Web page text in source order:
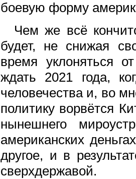
боевую форму
Чем же всё
будет, не снижая
время уклоняться
ждать 2021 года,
человечества и, во
политику ворвётся
нынешнего
американских
другое, и в
сверхдержавой.